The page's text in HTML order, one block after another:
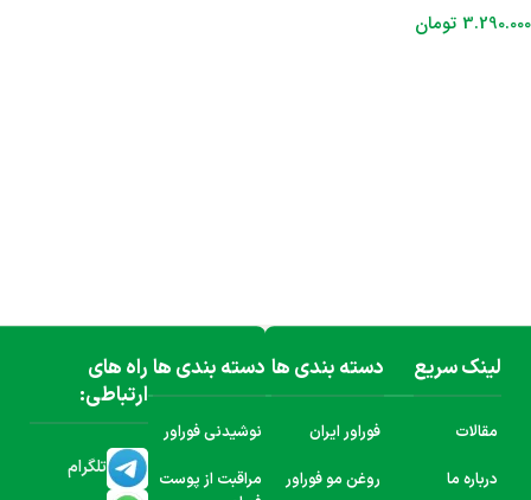
3.290.000 تومان
لینک سریع
مقالات
درباره ما
دسته بندی ها
فوراور ایران
روغن مو فوراور
دسته بندی ها
نوشیدنی فوراور
مراقبت از پوست
راه های
ارتباطی:
تلگرام